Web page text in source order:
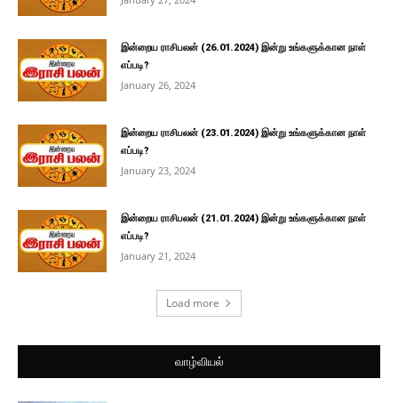
இன்றைய ராசிபலன் (26.01.2024) இன்று உங்களுக்கான நாள்
எப்படி?
January 26, 2024
இன்றைய ராசிபலன் (23.01.2024) இன்று உங்களுக்கான நாள்
எப்படி?
January 23, 2024
இன்றைய ராசிபலன் (21.01.2024) இன்று உங்களுக்கான நாள்
எப்படி?
January 21, 2024
Load more
வாழ்வியல்